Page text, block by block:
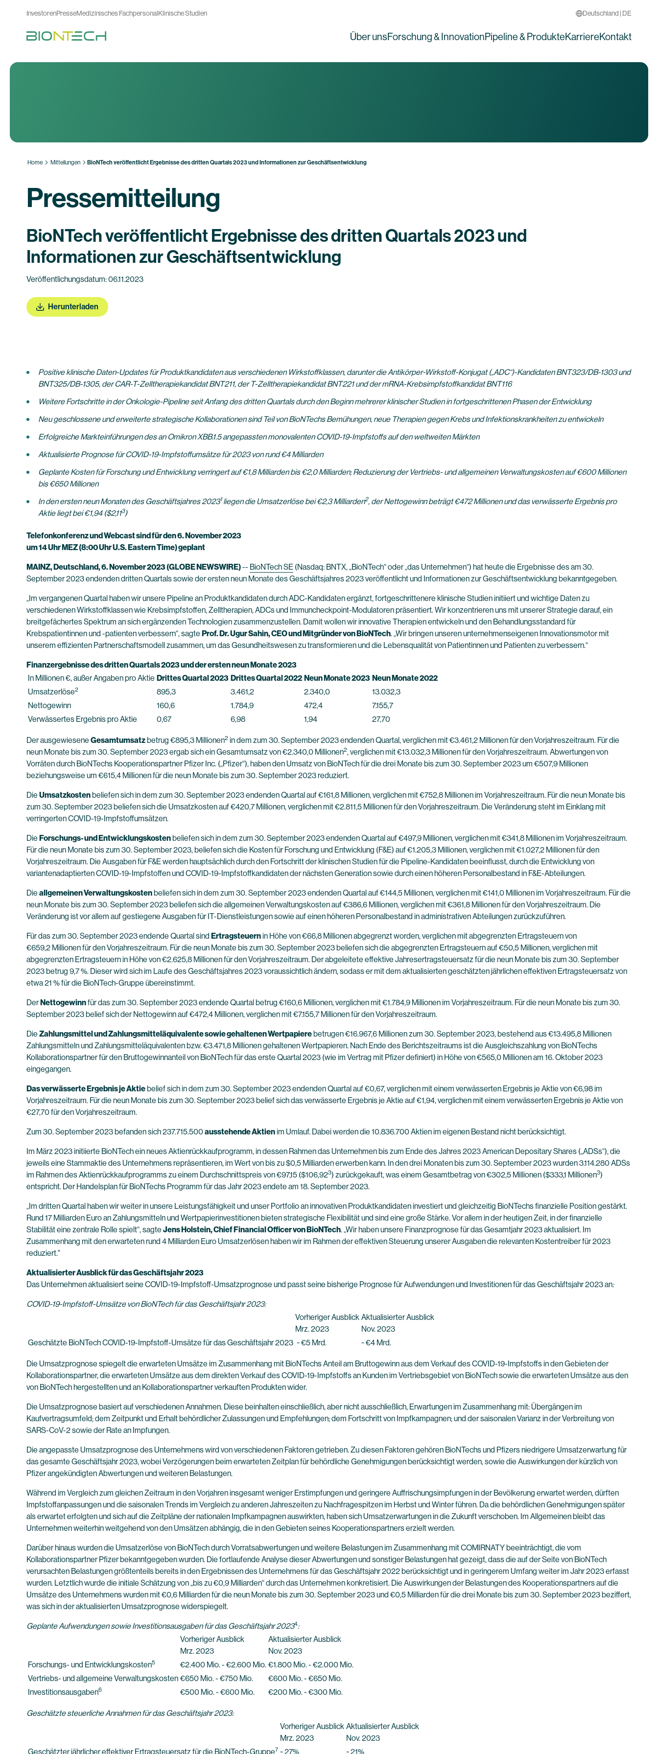
InvestorenPresseMedizinisches FachpersonalKlinische Studien Deutschland | DE
Über unsForschung & InnovationPipeline & ProdukteKarriereKontakt
Home Mitteilungen BioNTech veröffentlicht Ergebnisse des dritten Quartals 2023 und Informationen zur Geschäftsentwicklung
Pressemitteilung
BioNTech veröffentlicht Ergebnisse des dritten Quartals 2023 und
Informationen zur Geschäftsentwicklung
Veröffentlichungsdatum: 06.11.2023
Herunterladen
Positive klinische Daten-Updates für Produktkandidaten aus verschiedenen Wirkstoffklassen, darunter die Antikörper-Wirkstoff-Konjugat („ADC“)-Kandidaten BNT323/DB-1303 und
BNT325/DB-1305, der CAR-T-Zelltherapiekandidat BNT211, der T-Zelltherapiekandidat BNT221 und der mRNA-Krebsimpfstoffkandidat BNT116
Weitere Fortschritte in der Onkologie-Pipeline seit Anfang des dritten Quartals durch den Beginn mehrerer klinischer Studien in fortgeschrittenen Phasen der Entwicklung
Neu geschlossene und erweiterte strategische Kollaborationen sind Teil von BioNTechs Bemühungen, neue Therapien gegen Krebs und Infektionskrankheiten zu entwickeln
Erfolgreiche Markteinführungen des an Omikron XBB.1.5 angepassten monovalenten COVID-19-Impfstoffs auf den weltweiten Märkten
Aktualisierte Prognose für COVID-19-Impfstoffumsätze für 2023 von rund €4 Milliarden
Geplante Kosten für Forschung und Entwicklung verringert auf €1,8 Milliarden bis €2,0 Milliarden; Reduzierung der Vertriebs- und allgemeinen Verwaltungskosten auf €600 Millionen
bis €650 Millionen
In den ersten neun Monaten des Geschäftsjahres 20231liegen die Umsatzerlöse bei €2,3 Milliarden2, der Nettogewinn beträgt €472 Millionen und das verwässerte Ergebnis pro
Aktie liegt bei €1,94 ($2,113)
Telefonkonferenz und Webcast sind für den 6. November 2023
um 14 Uhr MEZ (8:00 Uhr U.S. Eastern Time) geplant
MAINZ, Deutschland, 6. November 2023 (GLOBE NEWSWIRE)-- BioNTech SE (Nasdaq: BNTX, „BioNTech“ oder „das Unternehmen“) hat heute die Ergebnisse des am 30.
September 2023 endenden dritten Quartals sowie der ersten neun Monate des Geschäftsjahres 2023 veröffentlicht und Informationen zur Geschäftsentwicklung bekanntgegeben.
„Im vergangenen Quartal haben wir unsere Pipeline an Produktkandidaten durch ADC-Kandidaten ergänzt, fortgeschrittenere klinische Studien initiiert und wichtige Daten zu
verschiedenen Wirkstoffklassen wie Krebsimpfstoffen, Zelltherapien, ADCs und Immuncheckpoint-Modulatoren präsentiert. Wir konzentrieren uns mit unserer Strategie darauf, ein
breitgefächertes Spektrum an sich ergänzenden Technologien zusammenzustellen. Damit wollen wir innovative Therapien entwickeln und den Behandlungsstandard für
Krebspatientinnen und -patienten verbessern“, sagte Prof. Dr. Ugur Sahin, CEO und Mitgründer von BioNTech. „Wir bringen unseren unternehmenseigenen Innovationsmotor mit
unserem effizienten Partnerschaftsmodell zusammen, um das Gesundheitswesen zu transformieren und die Lebensqualität von Patientinnen und Patienten zu verbessern.“
Finanzergebnissedes dritten Quartals 2023 und der ersten neun Monate 2023
In Millionen €, außer Angaben pro Aktie Drittes Quartal 2023 Drittes Quartal 2022 Neun Monate 2023 Neun Monate 2022
Umsatzerlöse2 895,3 3.461,2 2.340,0
13.032,3
Nettogewinn
160,6 1.784,9 472,4
7.155,7
Verwässertes Ergebnis pro Aktie
0,67 6,98 1,94 27,70
Der ausgewiesene Gesamtumsatzbetrug €895,3 Millionen2 in dem zum 30. September 2023 endenden Quartal, verglichen mit €3.461,2 Millionen für den Vorjahreszeitraum. Für die
neun Monate bis zum 30. September 2023 ergab sich ein Gesamtumsatz von €2.340,0 Millionen2, verglichen mit €13.032,3 Millionen für den Vorjahreszeitraum. Abwertungen von
Vorräten durch BioNTechs Kooperationspartner Pfizer Inc. („Pfizer“), haben den Umsatz von BioNTech für die drei Monate bis zum 30. September 2023 um €507,9 Millionen
beziehungsweise um €615,4 Millionen für die neun Monate bis zum 30. September 2023 reduziert.
Die Umsatzkostenbeliefen sich in dem zum 30. September 2023 endenden Quartal auf €161,8 Millionen, verglichen mit €752,8 Millionen im Vorjahreszeitraum. Für die neun Monate bis
zum 30. September 2023 beliefen sich die Umsatzkosten auf €420,7 Millionen, verglichen mit €2.811,5 Millionen für den Vorjahreszeitraum. Die Veränderung steht im Einklang mit
verringerten COVID-19-Impfstoffumsätzen.
Die Forschungs- und Entwicklungskostenbeliefen sich in dem zum 30. September 2023 endenden Quartal auf €497,9 Millionen, verglichen mit €341,8 Millionen im Vorjahreszeitraum.
Für die neun Monate bis zum 30. September 2023, beliefen sich die Kosten für Forschung und Entwicklung (F&E) auf €1.205,3 Millionen, verglichen mit €1.027,2 Millionen für den
Vorjahreszeitraum. Die Ausgaben für F&E werden hauptsächlich durch den Fortschritt der klinischen Studien für die Pipeline-Kandidaten beeinflusst, durch die Entwicklung von
variantenadaptierten COVID-19-Impfstoffen und COVID-19-Impfstoffkandidaten der nächsten Generation sowie durch einen höheren Personalbestand in F&E-Abteilungen.
Die allgemeinen Verwaltungskostenbeliefen sich in dem zum 30. September 2023 endenden Quartal auf €144,5 Millionen, verglichen mit €141,0 Millionen im Vorjahreszeitraum. Für die
neun Monate bis zum 30. September 2023 beliefen sich die allgemeinen Verwaltungskosten auf €386,6 Millionen, verglichen mit €361,8 Millionen für den Vorjahreszeitraum. Die
Veränderung ist vor allem auf gestiegene Ausgaben für IT-Dienstleistungen sowie auf einen höheren Personalbestand in administrativen Abteilungen zurückzuführen.
Für das zum 30. September 2023 endende Quartal sind Ertragsteuernin Höhe von €66,8 Millionen abgegrenzt worden, verglichen mit abgegrenzten Ertragsteuern von
€659,2 Millionen für den Vorjahreszeitraum. Für die neun Monate bis zum 30. September 2023 beliefen sich die abgegrenzten Ertragsteuern auf €50,5 Millionen, verglichen mit
abgegrenzten Ertragsteuern in Höhe von €2.625,8 Millionen für den Vorjahreszeitraum. Der abgeleitete effektive Jahresertragsteuersatz für die neun Monate bis zum 30. September
2023 betrug 9,7 %. Dieser wird sich im Laufe des Geschäftsjahres 2023 voraussichtlich ändern, sodass er mit dem aktualisierten geschätzten jährlichen effektiven Ertragsteuersatz von
etwa 21 % für die BioNTech-Gruppe übereinstimmt.
DerNettogewinnfür das zum 30. September 2023 endende Quartal betrug €160,6 Millionen, verglichen mit €1.784,9 Millionen im Vorjahreszeitraum. Für die neun Monate bis zum 30.
September 2023 belief sich der Nettogewinn auf €472,4 Millionen, verglichen mit €7.155,7 Millionen für den Vorjahreszeitraum.
Die Zahlungsmittel und Zahlungsmitteläquivalente sowie gehaltenen Wertpapierebetrugen €16.967,6 Millionen zum 30. September 2023, bestehend aus €13.495,8 Millionen
Zahlungsmitteln und Zahlungsmitteläquivalenten bzw. €3.471,8 Millionen gehaltenen Wertpapieren. Nach Ende des Berichtszeitraums ist die Ausgleichszahlung von BioNTechs
Kollaborationspartner für den Bruttogewinnanteil von BioNTech für das erste Quartal 2023 (wie im Vertrag mit Pfizer definiert) in Höhe von €565,0 Millionen am 16. Oktober 2023
eingegangen.
Das verwässerte Ergebnis je Aktiebelief sich in dem zum 30. September 2023 endenden Quartal auf €0,67, verglichen mit einem verwässerten Ergebnis je Aktie von €6,98 im
Vorjahreszeitraum. Für die neun Monate bis zum 30. September 2023 belief sich das verwässerte Ergebnis je Aktie auf €1,94, verglichen mit einem verwässerten Ergebnis je Aktie von
€27,70 für den Vorjahreszeitraum.
Zum 30. September 2023 befanden sich 237.715.500ausstehende Aktienim Umlauf. Dabei werden die 10.836.700 Aktien im eigenen Bestand nicht berücksichtigt.
Im März 2023 initiierte BioNTech ein neues Aktienrückkaufprogramm, in dessen Rahmen das Unternehmen bis zum Ende des Jahres 2023 American Depositary Shares („ADSs“), die
jeweils eine Stammaktie des Unternehmens repräsentieren, im Wert von bis zu $0,5 Milliarden erwerben kann. In den drei Monaten bis zum 30. September 2023 wurden 3.114.280 ADSs
im Rahmen des Aktienrückkaufprogramms zu einem Durchschnittspreis von €97,15 ($106,923) zurückgekauft, was einem Gesamtbetrag von €302,5 Millionen ($333,1 Millionen3)
entspricht. Der Handelsplan für BioNTechs Programm für das Jahr 2023 endete am 18. September 2023.
„Im dritten Quartal haben wir weiter in unsere Leistungsfähigkeit und unser Portfolio an innovativen Produktkandidaten investiert und gleichzeitig BioNTechs finanzielle Position gestärkt.
Rund 17 Milliarden Euro an Zahlungsmitteln und Wertpapierinvestitionen bieten strategische Flexibilität und sind eine große Stärke. Vor allem in der heutigen Zeit, in der finanzielle
Stabilität eine zentrale Rolle spielt“, sagte Jens Holstein, Chief Financial Officer von BioNTech. „Wir haben unsere Finanzprognose für das Gesamtjahr 2023 aktualisiert. Im
Zusammenhang mit den erwarteten rund 4 Milliarden Euro Umsatzerlösen haben wir im Rahmen der effektiven Steuerung unserer Ausgaben die relevanten Kostentreiber für 2023
reduziert."
Aktualisierter Ausblick für das Geschäftsjahr 2023
Das Unternehmen aktualisiert seine COVID-19-Impfstoff-Umsatzprognose und passt seine bisherige Prognose für Aufwendungen und Investitionen für das Geschäftsjahr 2023 an:
COVID-19-Impfstoff-Umsätze von BioNTech für das Geschäftsjahr 2023:
Vorheriger Ausblick
Mrz. 2023
Aktualisierter Ausblick
Nov. 2023
Geschätzte BioNTech COVID-19-Impfstoff-Umsätze für das Geschäftsjahr 2023 ~ €5 Mrd. ~ €4 Mrd.
Die Umsatzprognose spiegelt die erwarteten Umsätze im Zusammenhang mit BioNTechs Anteil am Bruttogewinn aus dem Verkauf des COVID-19-Impfstoffs in den Gebieten der
Kollaborationspartner, die erwarteten Umsätze aus dem direkten Verkauf des COVID-19-Impfstoffs an Kunden im Vertriebsgebiet von BioNTech sowie die erwarteten Umsätze aus den
von BioNTech hergestellten und an Kollaborationspartner verkauften Produkten wider.
Die Umsatzprognose basiert auf verschiedenen Annahmen. Diese beinhalten einschließlich, aber nicht ausschließlich, Erwartungen im Zusammenhang mit: Übergängen im
Kaufvertragsumfeld; dem Zeitpunkt und Erhalt behördlicher Zulassungen und Empfehlungen; dem Fortschritt von Impfkampagnen; und der saisonalen Varianz in der Verbreitung von
SARS-CoV-2 sowie der Rate an Impfungen.
Die angepasste Umsatzprognose des Unternehmens wird von verschiedenen Faktoren getrieben. Zu diesen Faktoren gehören BioNTechs und Pfizers niedrigere Umsatzerwartung für
das gesamte Geschäftsjahr 2023, wobei Verzögerungen beim erwarteten Zeitplan für behördliche Genehmigungen berücksichtigt werden, sowie die Auswirkungen der kürzlich von
Pfizer angekündigten Abwertungen und weiteren Belastungen.
Während im Vergleich zum gleichen Zeitraum in den Vorjahren insgesamt weniger Erstimpfungen und geringere Auffrischungsimpfungen in der Bevölkerung erwartet werden, dürften
Impfstoffanpassungen und die saisonalen Trends im Vergleich zu anderen Jahreszeiten zu Nachfragespitzen im Herbst und Winter führen. Da die behördlichen Genehmigungen später
als erwartet erfolgten und sich auf die Zeitpläne der nationalen Impfkampagnen auswirkten, haben sich Umsatzerwartungen in die Zukunft verschoben. Im Allgemeinen bleibt das
Unternehmen weiterhin weitgehend von den Umsätzen abhängig, die in den Gebieten seines Kooperationspartners erzielt werden.
Darüber hinaus wurden die Umsatzerlöse von BioNTech durch Vorratsabwertungen und weitere Belastungen im Zusammenhang mit COMIRNATY beeinträchtigt, die vom
Kollaborationspartner Pfizer bekanntgegeben wurden. Die fortlaufende Analyse dieser Abwertungen und sonstiger Belastungen hat gezeigt, dass die auf der Seite von BioNTech
verursachten Belastungen größtenteils bereits in den Ergebnissen des Unternehmens für das Geschäftsjahr 2022 berücksichtigt und in geringerem Umfang weiter im Jahr 2023 erfasst
wurden. Letztlich wurde die initiale Schätzung von „bis zu €0,9 Milliarden“ durch das Unternehmen konkretisiert. Die Auswirkungen der Belastungen des Kooperationspartners auf die
Umsätze des Unternehmens wurden mit €0,6 Milliarden für die neun Monate bis zum 30. September 2023 und €0,5 Milliarden für die drei Monate bis zum 30. September 2023 beziffert,
was sich in der aktualisierten Umsatzprognose widerspiegelt.
Geplante Aufwendungen sowie Investitionsausgaben für das Geschäftsjahr 20234:
Vorheriger Ausblick
Mrz. 2023
Aktualisierter Ausblick
Nov. 2023
Forschungs- und Entwicklungskosten5 €2.400 Mio. - €2.600 Mio. €1.800 Mio. - €2.000 Mio.
Vertriebs- und allgemeine Verwaltungskosten €650 Mio. - €750 Mio.
€600 Mio. - €650 Mio.
Investitionsausgaben6 €500 Mio. - €600 Mio. €200 Mio. - €300 Mio.
Geschätzte steuerliche Annahmen für das Geschäftsjahr 2023:
Vorheriger Ausblick
Mrz. 2023
Aktualisierter Ausblick
Nov. 2023
Geschätzter jährlicher effektiver Ertragsteuersatz für die BioNTech-Gruppe7 ~ 27% ~ 21%